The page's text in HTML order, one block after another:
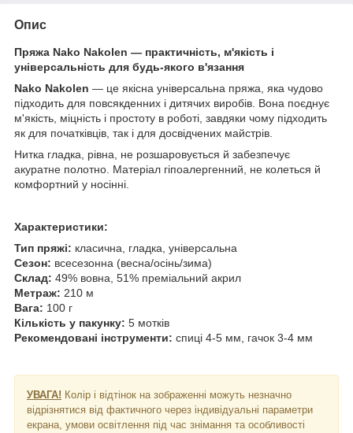
Опис
Пряжа Nako Nakolen — практичність, м'якість і
універсальність для будь-якого в'язання
Nako Nakolen — це якісна універсальна пряжа, яка чудово
підходить для повсякденних і дитячих виробів. Вона поєднує
м'якість, міцність і простоту в роботі, завдяки чому підходить
як для початківців, так і для досвідчених майстрів.
Нитка гладка, рівна, не розшаровується й забезпечує
акуратне полотно. Матеріал гіпоалергенний, не колеться й
комфортний у носінні.
Характеристики:
Тип пряжі: класична, гладка, універсальна
Сезон: всесезонна (весна/осінь/зима)
Склад: 49% вовна, 51% преміальний акрил
Метраж: 210 м
Вага: 100 г
Кількість у пакунку: 5 мотків
Рекомендовані інструменти: спиці 4-5 мм, гачок 3-4 мм
УВАГА! Колір і відтінок на зображенні можуть незначно
відрізнятися від фактичного через індивідуальні параметри
екрана, умови освітлення під час знімання та особливості